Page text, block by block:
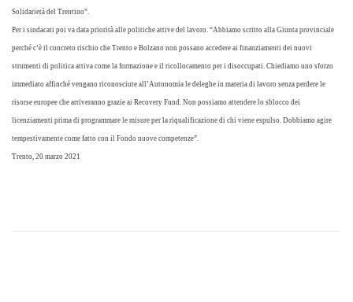
Solidarietà del Trentino”.
Per i sindacati poi va data priorità alle politiche attive del lavoro. “Abbiamo scritto alla Giunta provinciale
perché c’è il concreto rischio che Trento e Bolzano non possano accedere ai finanziamenti dei nuovi
strumenti di politica attiva come la formazione e il ricollocamento per i disoccupati. Chiediamo uno sforzo
immediato affinché vengano riconosciute all’Autonomia le deleghe in materia di lavoro senza perdere le
risorse europee che arriveranno grazie ai Recovery Fund. Non possiamo attendere lo sblocco dei
licenziamenti prima di programmare le misure per la riqualificazione di chi viene espulso. Dobbiamo agire
tempestivamente come fatto con il Fondo nuove competenze”.
Trento, 20 marzo 2021